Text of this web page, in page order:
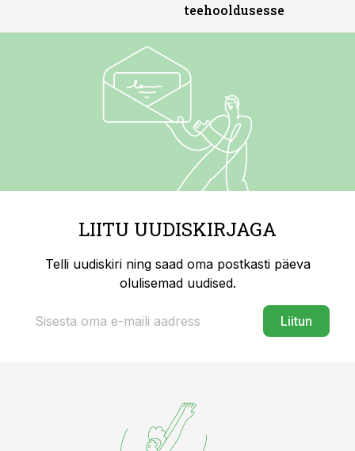
teehooldusesse
LIITU UUDISKIRJAGA
Telli uudiskiri ning saad oma postkasti päeva
olulisemad uudised.
Liitun